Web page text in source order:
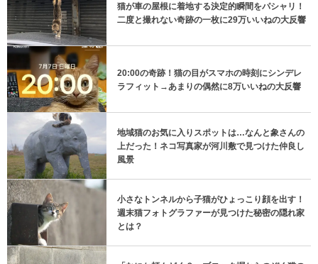
猫が車の屋根に着地する決定的瞬間をパシャリ！
二度と撮れない奇跡の一枚に29万いいねの大反響
20:00の奇跡！猫の目がスマホの時刻にシンデレ
ラフィット→あまりの偶然に8万いいねの大反響
地域猫のお気に入りスポットは…なんと象さんの
上だった！ネコ写真家が河川敷で見つけた仲良し
風景
小さなトンネルから子猫がひょっこり顔を出す！
週末猫フォトグラファーが見つけた秘密の隠れ家
とは？